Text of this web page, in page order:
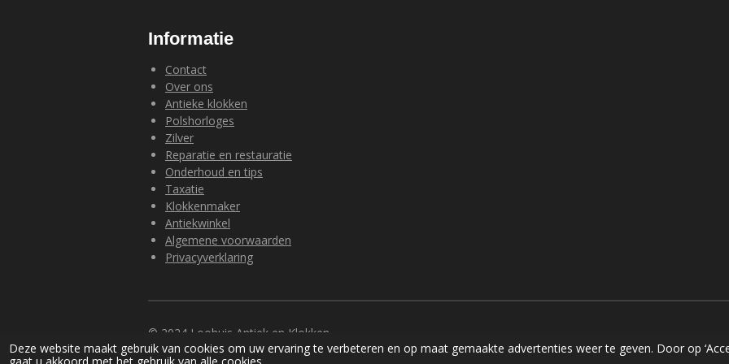
Deze website maakt gebruik van cookies om uw ervaring te verbeteren en op maat gemaakte advertenties weer te geven. Door op
Informatie
Contact
Over ons
Antieke klokken
Polshorloges
Zilver
Reparatie en restauratie
Onderhoud en tips
Taxatie
Klokkenmaker
Antiekwinkel
Algemene voorwaarden
Privacyverklaring
© 2024 Loohuis Antiek en Klokken